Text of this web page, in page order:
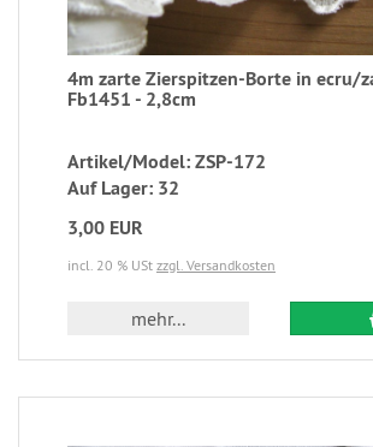
4m zarte Zierspitzen-Borte in ecru/
Fb1451 - 2,8cm
Artikel/Model: ZSP-172
Auf Lager: 32
3,00 EUR
incl. 20 % USt zzgl. Versandkosten
mehr...